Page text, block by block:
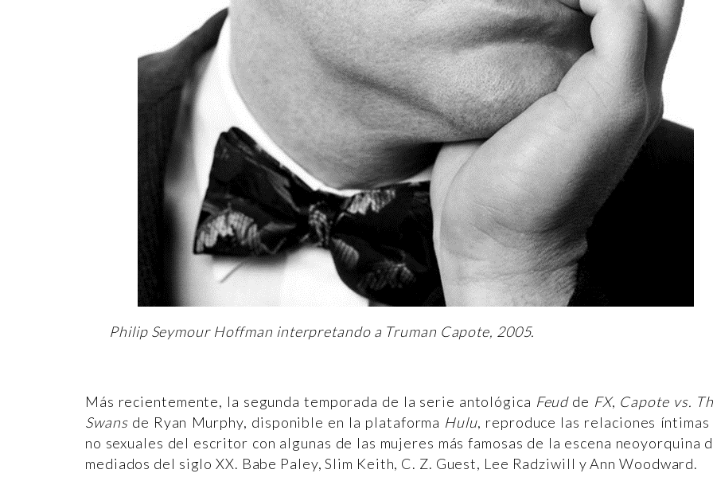
Philip Seymour Hoffman interpretando a Truman Capote, 2005.
Más recientemente, la segunda temporada de la serie antológica Feud de FX, Capote vs.
Swansde Ryan Murphy, disponible en la plataforma Hulu, reproduce las relaciones íntimas
no sexuales del escritor con algunas de las mujeres más famosas de la escena neoyorquina
mediados del siglo XX. Babe Paley, Slim Keith, C. Z. Guest, Lee Radziwill y Ann Woodward.